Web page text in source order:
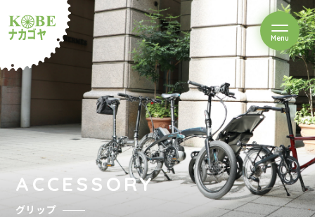
ルショップナカゴヤ
Menuを開閉
ACCESSORY
グリップ